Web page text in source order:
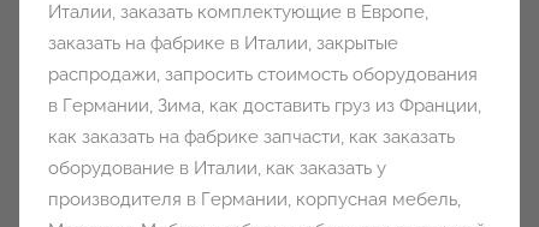
Италии, заказать комплектующие в Европе,
заказать на фабрике в Италии, закрытые
распродажи, запросить стоимость оборудования
в Германии, Зима, как доставить груз из Франции,
как заказать на фабрике запчасти, как заказать
оборудование в Италии, как заказать у
производителя в Германии, корпусная мебель,